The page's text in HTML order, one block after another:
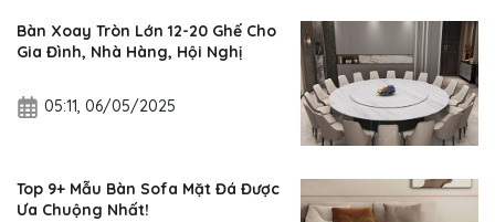
Bàn Xoay Tròn Lớn 12-20 Ghế Cho
Gia Đình, Nhà Hàng, Hội Nghị
05:11, 06/05/2025
Top 9+ Mẫu Bàn Sofa Mặt Đá Được
Ưa Chuộng Nhất!